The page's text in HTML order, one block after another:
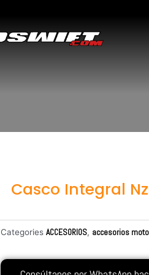
Casco Integral
Categories ACCESORIOS, accesorios